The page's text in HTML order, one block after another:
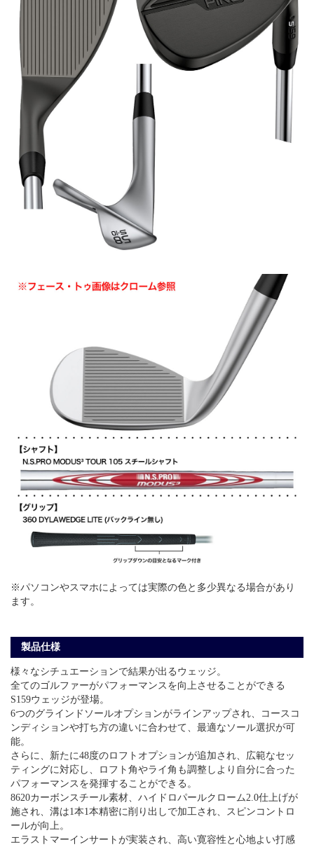
※パソコンやスマホによっては実際の色と多少異なる場合があり
ます。
製品仕様
様々なシチュエーションで結果が出るウェッジ。
全てのゴルファーがパフォーマンスを向上させることができる
S159ウェッジが登場。
6つのグラインドソールオプションがラインアップされ、コースコ
ンディションや打ち方の違いに合わせて、最適なソール選択が可
能。
さらに、新たに48度のロフトオプションが追加され、広範なセッ
ティングに対応し、ロフト角やライ角も調整しより自分に合った
パフォーマンスを発揮することができる。
8620カーボンスチール素材、ハイドロパールクローム2.0仕上げが
施され、溝は1本1本精密に削り出しで加工され、スピンコントロ
ールが向上。
エラストマーインサートが実装され、高い寛容性と心地よい打感